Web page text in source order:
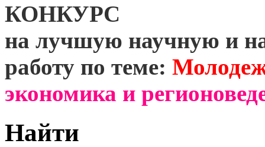
КОНКУРС
на лучшую научную и
работу по теме:
экономика и
Найти